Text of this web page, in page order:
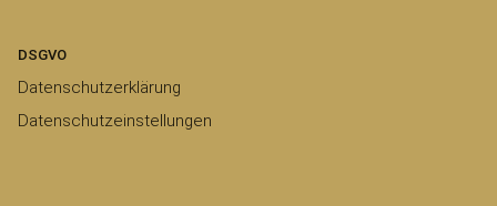
DSGVO
Datenschutzerklärung
Datenschutzeinstellungen